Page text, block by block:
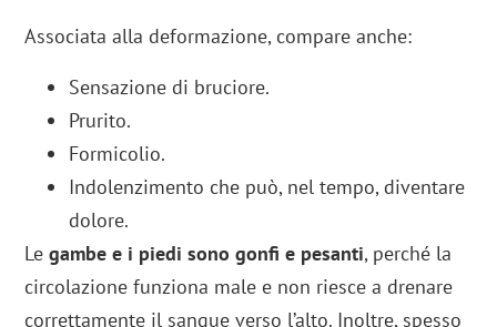
Associata alla deformazione, compare anche:
Sensazione di bruciore.
Prurito.
Formicolio.
Indolenzimento che può, nel tempo, diventare
dolore.
Legambe e i piedi sono gonfi e pesanti, perché la
circolazione funziona male e non riesce a drenare
correttamente il sangue verso l’alto. Inoltre, spesso